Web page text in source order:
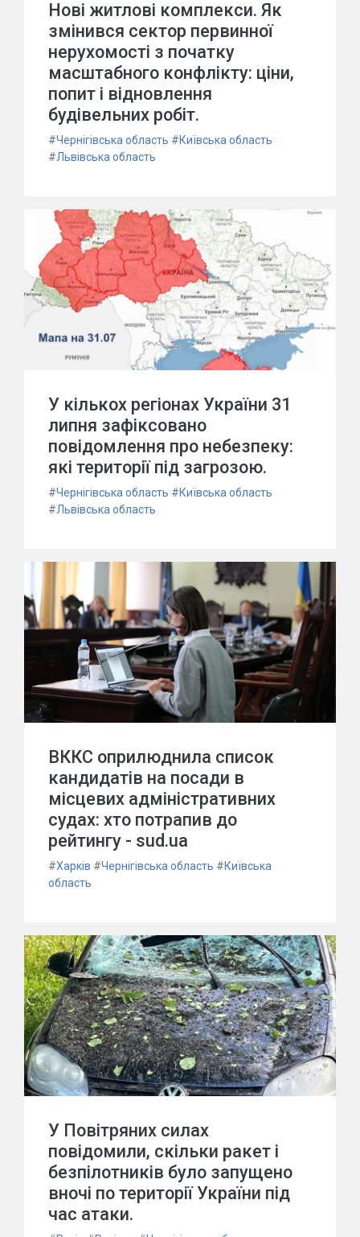
Нові житлові комплекси. Як
змінився сектор первинної
нерухомості з початку
масштабного конфлікту: ціни,
попит і відновлення
будівельних робіт.
#Чернігівська область #Київська область
#Львівська область
У кількох регіонах України 31
липня зафіксовано
повідомлення про небезпеку:
які території під загрозою.
#Чернігівська область #Київська область
#Львівська область
ВККС оприлюднила список
кандидатів на посади в
місцевих адміністративних
судах: хто потрапив до
рейтингу - sud.ua
#Харків #Чернігівська область #Київська
область
У Повітряних силах
повідомили, скільки ракет і
безпілотників було запущено
вночі по території України під
час атаки.